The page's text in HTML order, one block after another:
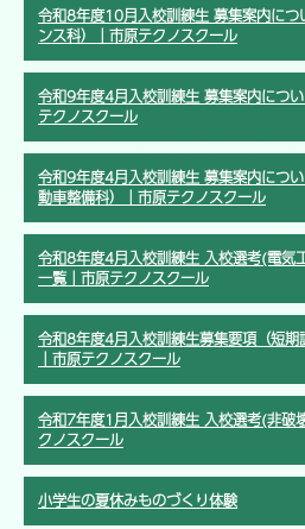
令和8年度10月入校訓練生 募集案内に
ンス科）｜市原テクノスクール
令和9年度4月入校訓練生 募集案内につ
テクノスクール
令和9年度4月入校訓練生 募集案内につ
動車整備科）｜市原テクノスクール
令和8年度4月入校訓練生 入校選考(電気
一覧｜市原テクノスクール
令和8年度4月入校訓練生募集要項（短期
｜市原テクノスクール
令和7年度1月入校訓練生 入校選考(非破
クノスクール
小学生の夏休みものづくり体験